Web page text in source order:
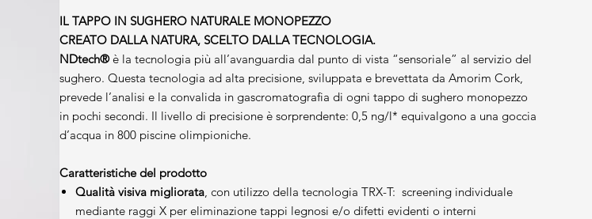
IL TAPPO IN SUGHERO NATURALE MONOPEZZO
CREATO DALLA NATURA, SCELTO DALLA TECNOLOGIA.
NDtech®è la tecnologia più all’avanguardia dal punto di vista “sensoriale” al servizio del
sughero. Questa tecnologia ad alta precisione, sviluppata e brevettata da Amorim Cork,
prevede l’analisi e la convalida in gascromatografia di ogni tappo di sughero monopezzo
in pochi secondi. Il livello di precisione è sorprendente: 0,5 ng/l* equivalgono a una goccia
d’acqua in 800 piscine olimpioniche.
Caratteristiche del prodotto
Qualità visiva migliorata, con utilizzo della tecnologia TRX-T: screening individuale
mediante raggi X per eliminazione tappi legnosi e/o difetti evidenti o interni